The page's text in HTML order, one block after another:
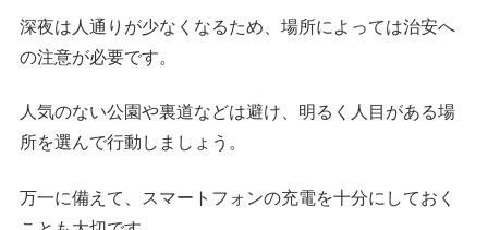
深夜は人通りが少なくなるため、場所によっては治安へ
の注意が必要です。
人気のない公園や裏道などは避け、明るく人目がある場
所を選んで行動しましょう。
万一に備えて、スマートフォンの充電を十分にしておく